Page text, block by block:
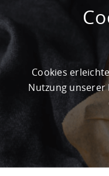
€/Jahr
Cookies
Nutzung unserer